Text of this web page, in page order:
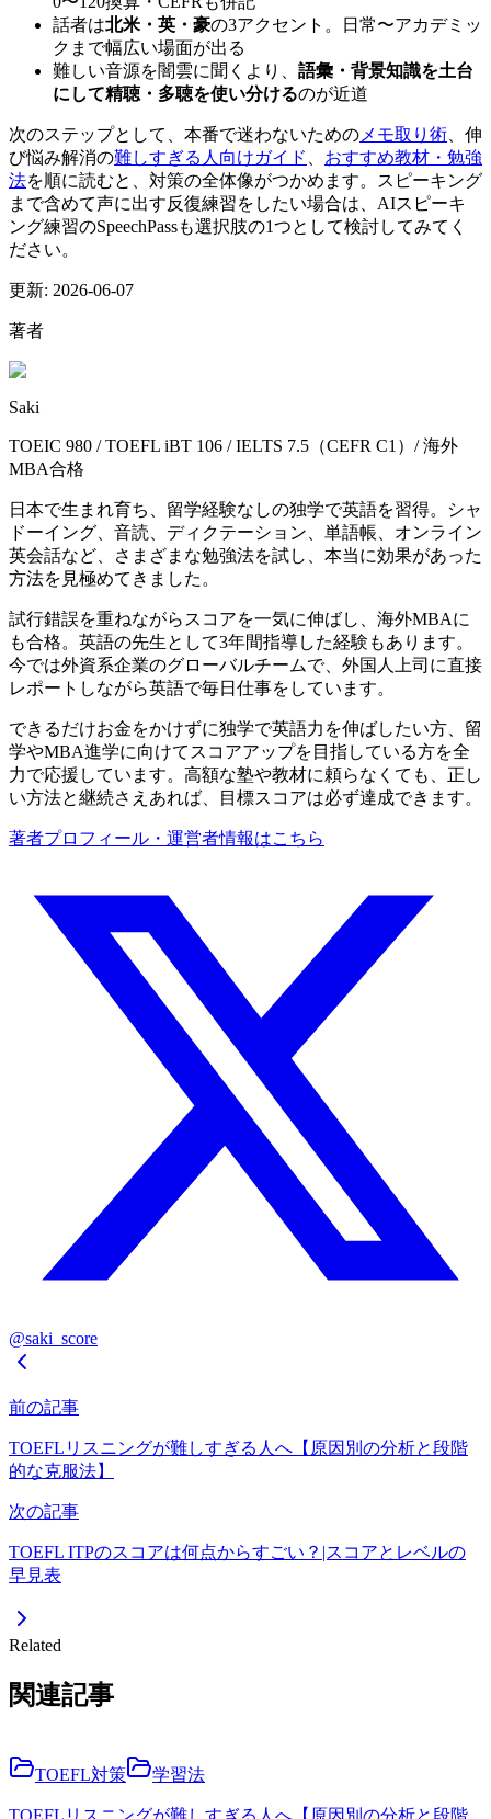
話者は北米・英・豪の3アクセント。日常〜アカデミッ
クまで幅広い場面が出る
難しい音源を闇雲に聞くより、 語彙・背景知識を土台
にして精聴・多聴を使い分けるのが近道
次のステップとして、本番で迷わないための メモ取り術 、伸
び悩み解消の難しすぎる人向けガイド
おすすめ教材・勉強
法を順に読むと、対策の全体像がつかめます。スピーキング
まで含めて声に出す反復練習をしたい場合は、AIスピーキ
ング練習のSpeechPassも選択肢の1つとして検討してみてく
ださい。
更新: 2026-06-07
著者
Saki
TOEIC 980 / TOEFL iBT 106 / IELTS 7.5（CEFR C1）/ 海外
MBA合格
日本で生まれ育ち、留学経験なしの独学で英語を習得。シャ
ドーイング、音読、ディクテーション、単語帳、オンライン
英会話など、さまざまな勉強法を試し、本当に効果があった
方法を見極めてきました。
試行錯誤を重ねながらスコアを一気に伸ばし、海外MBAに
も合格。英語の先生として3年間指導した経験もあります。
今では外資系企業のグローバルチームで、外国人上司に直接
レポートしながら英語で毎日仕事をしています。
できるだけお金をかけずに独学で英語力を伸ばしたい方、留
学やMBA進学に向けてスコアアップを目指している方を全
力で応援しています。高額な塾や教材に頼らなくても、正し
い方法と継続さえあれば、目標スコアは必ず達成できます。
著者プロフィール・運営者情報はこちら
@saki_score
前の記事
TOEFLリスニングが難しすぎる人へ【原因別の分析と段階
的な克服法】
次の記事
TOEFL ITPのスコアは何点からすごい？|スコアとレベルの
早見表
Related
関連記事
TOEFL対策 学習法
TOEFLリスニングが難しすぎる人へ【原因別の分析と段階